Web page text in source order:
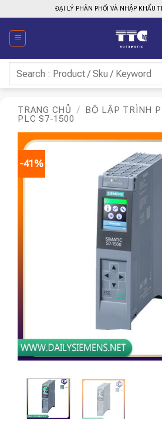
qua
nội
dung
ĐẠI LÝ PHÂN PHỐI VÀ NHẬP KHẨU
kiếm:
TRANG CHỦ / BỘ LẬP TRÌNH
PLC S7-1500
-41%